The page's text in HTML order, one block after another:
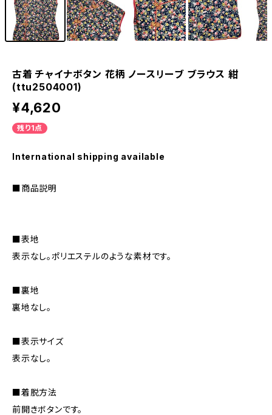
古着 チャイナボタン 花柄 ノースリーブ ブラウス 紺
(ttu2504001)
¥4,620
残り1点
International shipping available
■商品説明
■表地
表示なし。ポリエステルのような素材です。
■裏地
裏地なし。
■表示サイズ
表示なし。
■着脱方法
前開きボタンです。